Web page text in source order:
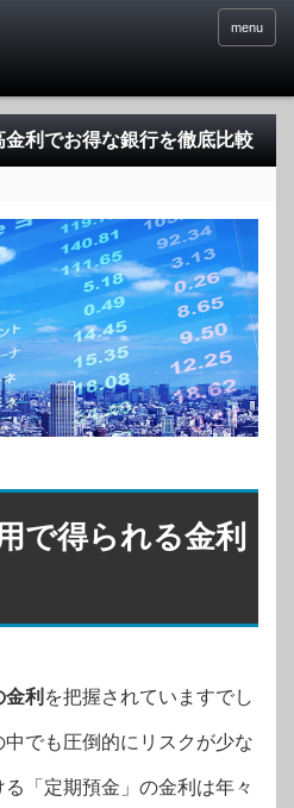
menu
利でお得な銀行を徹底比較
で得られる金利
利 を把握されていますでし
でも圧倒的にリスクが少な
「定期預金」の金利は年々